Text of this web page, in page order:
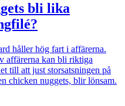
bli lika
håller hög fart i affärerna.
affärerna kan bli riktiga
till att just storsatsningen på
chicken nuggets, blir lönsam.